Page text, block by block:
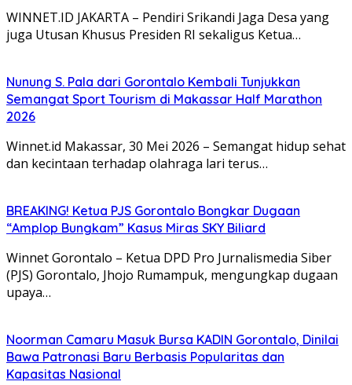
WINNET.ID JAKARTA – Pendiri Srikandi Jaga Desa yang
juga Utusan Khusus Presiden RI sekaligus Ketua…
Nunung S. Pala dari Gorontalo Kembali Tunjukkan
Semangat Sport Tourism di Makassar Half Marathon
2026
Winnet.id Makassar, 30 Mei 2026 – Semangat hidup sehat
dan kecintaan terhadap olahraga lari terus…
BREAKING! Ketua PJS Gorontalo Bongkar Dugaan
“Amplop Bungkam” Kasus Miras SKY Biliard
Winnet Gorontalo – Ketua DPD Pro Jurnalismedia Siber
(PJS) Gorontalo, Jhojo Rumampuk, mengungkap dugaan
upaya…
Noorman Camaru Masuk Bursa KADIN Gorontalo, Dinilai
Bawa Patronasi Baru Berbasis Popularitas dan
Kapasitas Nasional